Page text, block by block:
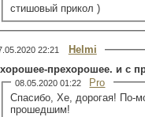
стишовый прикол )
22:21
Helmi
08.05.2020 01:22
Pro
Спасибо, Хе, дорогая! По-
прошедшим!